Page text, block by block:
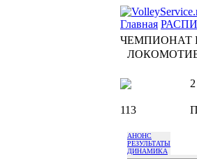
Главная
ЧЕМПИОНАТ
113
АНОНС
РЕЗУЛЬТАТЫ
ДИНАМИКА